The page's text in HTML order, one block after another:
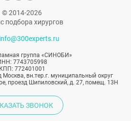
© 2014-2026
подбора хирургов
info@300experts.ru
группа «СИНОБИ»
7743705998
КПП: 772401001
Москва, вн.тер.г. муниципальный округ
проезд Шипиловский, д. 27, помещ. 13Н
ЗВОНОК